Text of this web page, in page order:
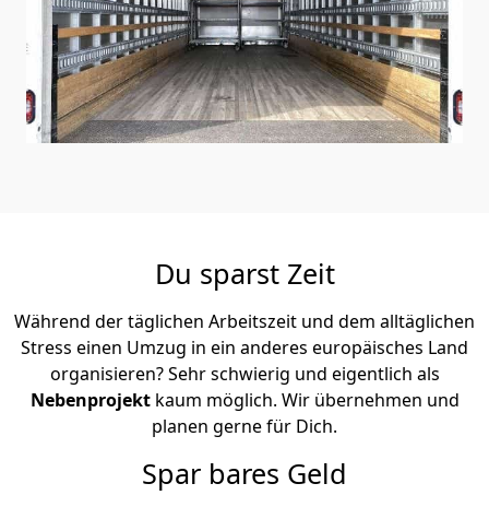
Du sparst Zeit
Während der täglichen Arbeitszeit und dem alltäglichen
Stress einen Umzug in ein anderes europäisches Land
organisieren? Sehr schwierig und eigentlich als
Nebenprojekt kaum möglich. Wir übernehmen und
planen gerne für Dich.
Spar bares Geld